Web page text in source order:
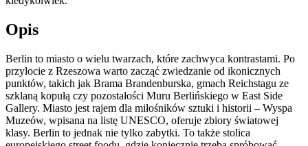
Opis
Berlin to miasto o wielu twarzach, które zachwyca kontrastami. Po
przylocie z Rzeszowa warto zacząć zwiedzanie od ikonicznych
punktów, takich jak Brama Brandenburska, gmach Reichstagu ze
szklaną kopułą czy pozostałości Muru Berlińskiego w East Side
Gallery. Miasto jest rajem dla miłośników sztuki i historii – Wyspa
Muzeów, wpisana na listę UNESCO, oferuje zbiory światowej
klasy. Berlin to jednak nie tylko zabytki. To także stolica